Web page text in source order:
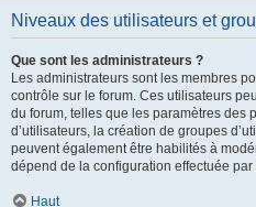
Niveaux des utilisateurs et
Que sont les administrateurs ?
Les administrateurs sont les membres
contrôle sur le forum. Ces utilisateurs
du forum, telles que les paramètres des
d’utilisateurs, la création de groupes
peuvent également être habilités à
dépend de la configuration effectuée
Haut